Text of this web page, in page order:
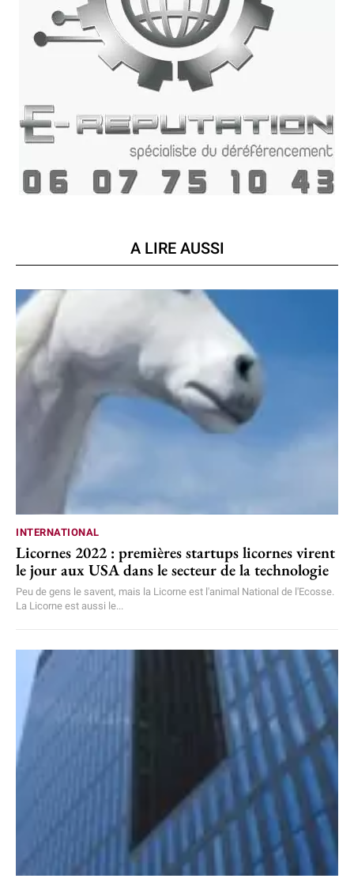
A LIRE AUSSI
INTERNATIONAL
Licornes 2022 : premières startups licornes virent
le jour aux USA dans le secteur de la technologie
Peu de gens le savent, mais la Licorne est l'animal National de l'Ecosse.
La Licorne est aussi le...